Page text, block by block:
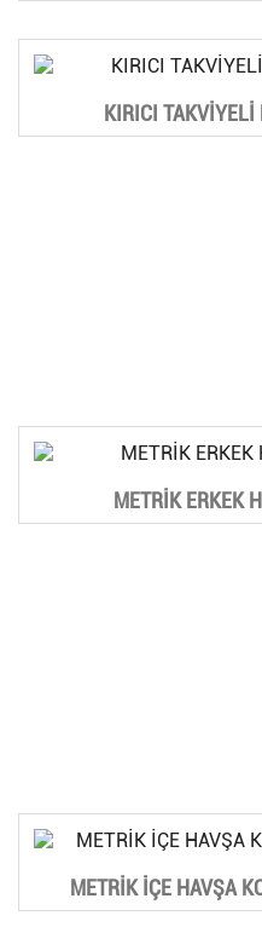
KIRICI TAKVİYELİ
METRİK ERKEK
METRİK İÇE HAVŞA